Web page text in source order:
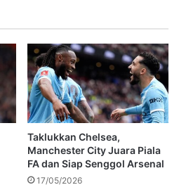
Taklukkan Chelsea,
Manchester City Juara Piala
FA dan Siap Senggol Arsenal
17/05/2026